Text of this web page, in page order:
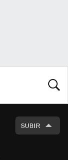
SUBIR